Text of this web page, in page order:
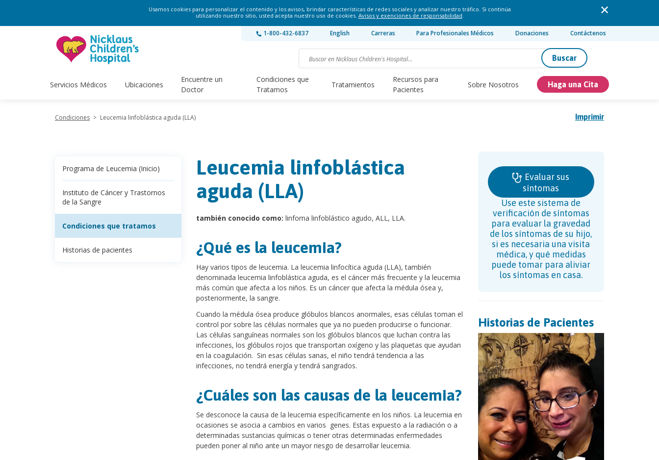
Usamos cookies para personalizar el contenido y los avisos, brindar características de redes sociales y analizar nuestro tráfico. Si continúa
utilizando nuestro sitio, usted acepta nuestro uso de cookies. Avisos y exenciones de responsabilidad.
1-800-432-6837 English Carreras Para Profesionales Médicos Donaciones Contáctenos
Buscar
Servicios Médicos Ubicaciones
Encuentre un
Doctor
Condiciones que
Tratamos
Tratamientos
Recursos para
Pacientes
Sobre Nosotros Haga una Cita
Imprimir
Condiciones > Leucemia linfoblástica aguda (LLA)
Programa de Leucemia (Inicio)
Instituto de Cáncer y Trastornos
de la Sangre
Condiciones que tratamos
Historias de pacientes
Leucemia linfoblástica
aguda (LLA)
también conocido como: linfoma linfoblástico agudo, ALL, LLA.
¿Qué es la leucemia?
Hay varios tipos de leucemia. La leucemia linfocítica aguda (LLA), también
denominada leucemia linfoblástica aguda, es el cáncer más frecuente y la leucemia
más común que afecta a los niños. Es un cáncer que afecta la médula ósea y,
posteriormente, la sangre.
Cuando la médula ósea produce glóbulos blancos anormales, esas células toman el
control por sobre las células normales que ya no pueden producirse o funcionar.
Las células sanguíneas normales son los glóbulos blancos que luchan contra las
infecciones, los glóbulos rojos que transportan oxígeno y las plaquetas que ayudan
en la coagulación. Sin esas células sanas, el niño tendrá tendencia a las
infecciones, no tendrá energía y tendrá sangrados.
¿Cuáles son las causas de la leucemia?
Se desconoce la causa de la leucemia específicamente en los niños. La leucemia en
ocasiones se asocia a cambios en varios genes. Estas expuesto a la radiación o a
determinadas sustancias químicas o tener otras determinadas enfermedades
pueden poner al niño ante un mayor riesgo de desarrollar leucemia.
Evaluar sus
síntomas
Use este sistema de
verificación de síntomas
para evaluar la gravedad
de los síntomas de su hijo,
si es necesaria una visita
médica, y qué medidas
puede tomar para aliviar
los síntomas en casa.
Historias de Pacientes